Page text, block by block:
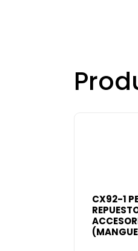
CX92-1